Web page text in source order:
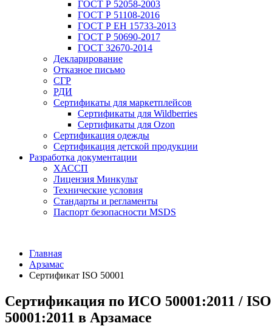
ГОСТ Р 52058-2003
ГОСТ Р 51108-2016
ГОСТ Р ЕН 15733-2013
ГОСТ Р 50690-2017
ГОСТ 32670-2014
Декларирование
Отказное письмо
СГР
РДИ
Сертификаты для маркетплейсов
Сертификаты для Wildberries
Сертификаты для Ozon
Сертификация одежды
Сертификация детской продукции
Разработка документации
ХАССП
Лицензия Минкульт
Технические условия
Стандарты и регламенты
Паспорт безопасности MSDS
Главная
Арзамас
Сертификат ISO 50001
Сертификация по ИСО 50001:2011 / ISO
50001:2011 в Арзамасе